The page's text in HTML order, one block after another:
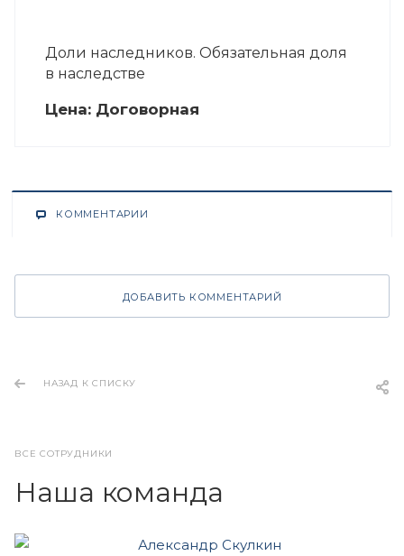
Доли наследников. Обязательная доля
в наследстве
Цена: Договорная
КОММЕНТАРИИ
ДОБАВИТЬ КОММЕНТАРИЙ
НАЗАД К СПИСКУ
ВСЕ СОТРУДНИКИ
Наша команда